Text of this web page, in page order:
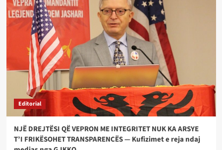
Editorial
NJË DREJTËSI QË VEPRON ME INTEGRITET NUK KA ARSYE
T’I FRIKËSOHET TRANSPARENCËS — Kufizimet e reja ndaj